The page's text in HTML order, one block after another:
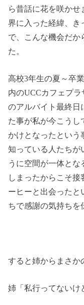
ら昔話に花を咲か
界に入った経緯、き
で、こんな機会だか
た。
高校3年生の夏～卒
内のUCCカフェプ
のアルバイト最終日
た事が私が今こうし
かけとなったという
知っている人たちが
うに空間が一体と
しまったからこそ
ーヒーと出会った
ちで感謝の気持ちを
すると姉からまさか
姉「私行ってないけ